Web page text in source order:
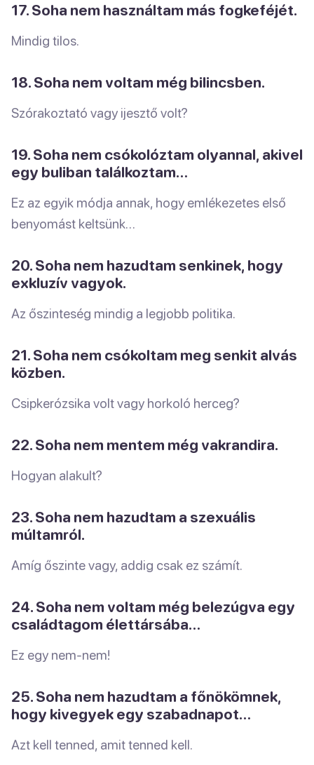
17. Soha nem használtam más fogkeféjét.
Mindig tilos.
18. Soha nem voltam még bilincsben.
Szórakoztató vagy ijesztő volt?
19. Soha nem csókolóztam olyannal, akivel
egy buliban találkoztam…
Ez az egyik módja annak, hogy emlékezetes első
benyomást keltsünk…
20. Soha nem hazudtam senkinek, hogy
exkluzív vagyok.
Az őszinteség mindig a legjobb politika.
21. Soha nem csókoltam meg senkit alvás
közben.
Csipkerózsika volt vagy horkoló herceg?
22. Soha nem mentem még vakrandira.
Hogyan alakult?
23. Soha nem hazudtam a szexuális
múltamról.
Amíg őszinte vagy, addig csak ez számít.
24. Soha nem voltam még belezúgva egy
családtagom élettársába…
Ez egy nem-nem!
25. Soha nem hazudtam a főnökömnek,
hogy kivegyek egy szabadnapot…
Azt kell tenned, amit tenned kell.